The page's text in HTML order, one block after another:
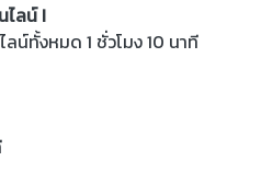
ไลน์ I
ลน์ทั้งหมด 1 ชั่วโมง 10 นาที